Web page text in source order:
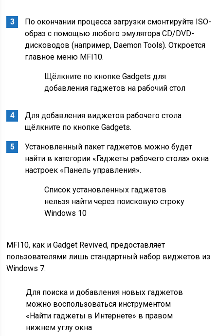
По окончании процесса загрузки смонтируйте ISO-
образ с помощью любого эмулятора CD/DVD-
дисководов (например, Daemon Tools). Откроется
главное меню MFI10.
Щёлкните по кнопке Gadgets для
добавления гаджетов на рабочий стол
Для добавления виджетов рабочего стола
щёлкните по кнопке Gadgets.
Установленный пакет гаджетов можно будет
найти в категории «Гаджеты рабочего стола» окна
настроек «Панель управления».
Список установленных гаджетов
нельзя найти через поисковую строку
Windows 10
MFI10, как и Gadget Revived, предоставляет
пользователями лишь стандартный набор виджетов из
Windows 7.
Для поиска и добавления новых гаджетов
можно воспользоваться инструментом
«Найти гаджеты в Интернете» в правом
нижнем углу окна